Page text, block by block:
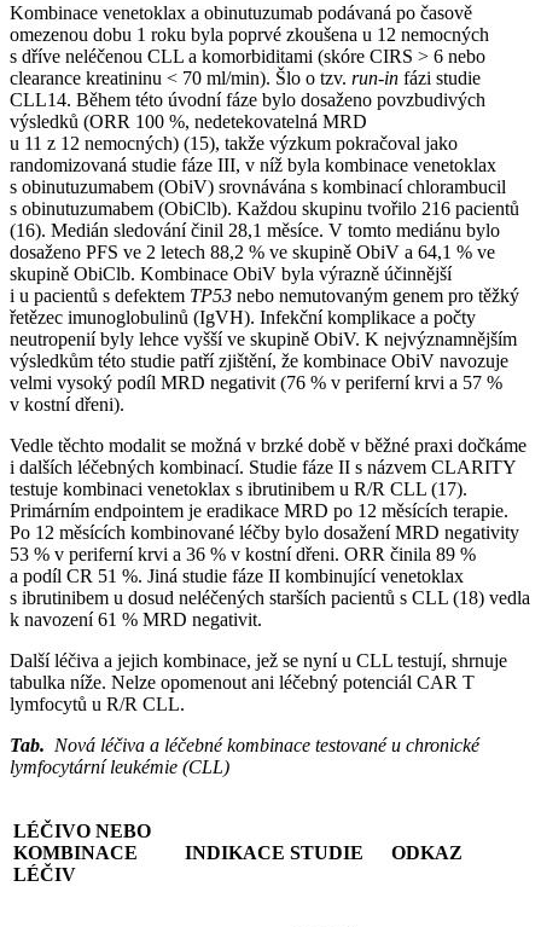
Kombinace venetoklax a obinutuzumab podávaná po časově
omezenou dobu 1 roku byla poprvé zkoušena u 12 nemocných
s dříve neléčenou CLL a komorbiditami (skóre CIRS > 6 nebo
clearance kreatininu < 70 ml⁠/⁠min). Šlo o tzv. run-in fázi studie
CLL14. Během této úvodní fáze bylo dosaženo povzbudivých
výsledků (ORR 100 %, nedetekovatelná MRD
u 11 z 12 nemocných) (15), takže výzkum pokračoval jako
randomizovaná studie fáze III, v níž byla kombinace venetoklax
s obinutuzumabem (ObiV) srovnávána s kombinací chlorambucil
s obinutuzumabem (ObiClb). Každou skupinu tvořilo 216 pacientů
(16). Medián sledování činil 28,1 měsíce. V tomto mediánu bylo
dosaženo PFS ve 2 letech 88,2 % ve skupině ObiV a 64,1 % ve
skupině ObiClb. Kombinace ObiV byla výrazně účinnější
i u pacientů s defektem TP53 nebo nemutovaným genem pro těžký
řetězec imunoglobulinů (IgVH). Infekční komplikace a počty
neutropenií byly lehce vyšší ve skupině ObiV. K nejvýznamnějším
výsledkům této studie patří zjištění, že kombinace ObiV navozuje
velmi vysoký podíl MRD negativit (76 % v periferní krvi a 57 %
v kostní dřeni).
Vedle těchto modalit se možná v brzké době v běžné praxi dočkáme
i dalších léčebných kombinací. Studie fáze II s názvem CLARITY
testuje kombinaci venetoklax s ibrutinibem u R/R CLL (17).
Primárním endpointem je eradikace MRD po 12 měsících terapie.
Po 12 měsících kombinované léčby bylo dosažení MRD negativity
53 % v periferní krvi a 36 % v kostní dřeni. ORR činila 89 %
a podíl CR 51 %. Jiná studie fáze II kombinující venetoklax
s ibrutinibem u dosud neléčených starších pacientů s CLL (18) vedla
k navození 61 % MRD negativit.
Další léčiva a jejich kombinace, jež se nyní u CLL testují, shrnuje
tabulka níže. Nelze opomenout ani léčebný potenciál CAR T
lymfocytů u R/R CLL.
Tab. Nová léčiva a léčebné kombinace testované u chronické
lymfocytární leukémie (CLL)
LÉČIVO NEBO
KOMBINACE
LÉČIV
INDIKACE STUDIE ODKAZ